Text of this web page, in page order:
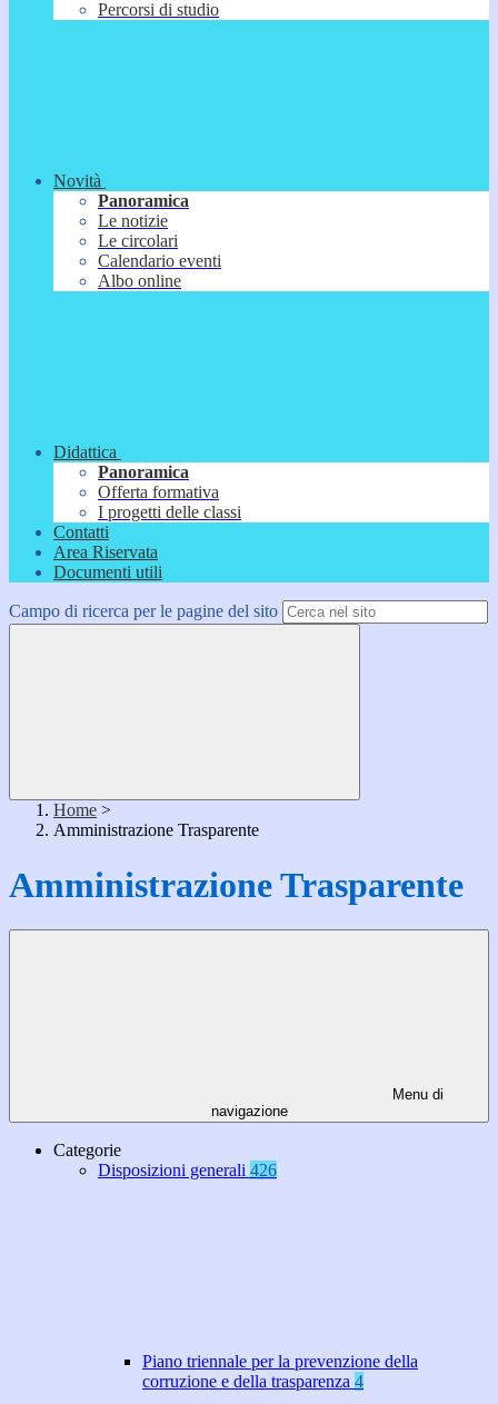
Percorsi di studio
Novità
Panoramica
Le notizie
Le circolari
Calendario eventi
Albo online
Didattica
Panoramica
Offerta formativa
I progetti delle classi
Contatti
Area Riservata
Documenti utili
Campo di ricerca per le pagine del sito
Home >
Amministrazione Trasparente
Amministrazione Trasparente
Menu di
navigazione
Categorie
Disposizioni generali 426
Piano triennale per la prevenzione della
corruzione e della trasparenza 4